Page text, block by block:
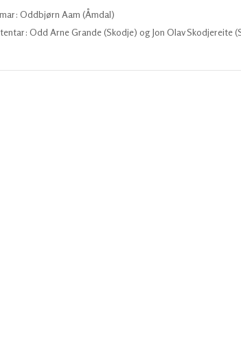
Oddbjørn Aam (Åmdal)
Odd Arne Grande (Skodje) og Jon Olav Skodjereite